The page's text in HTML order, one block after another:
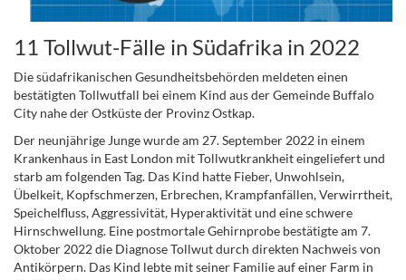
11 Tollwut-Fälle in Südafrika in 2022
Die südafrikanischen Gesundheitsbehörden meldeten einen
bestätigten Tollwutfall bei einem Kind aus der Gemeinde Buffalo
City nahe der Ostküste der Provinz Ostkap.
Der neunjährige Junge wurde am 27. September 2022 in einem
Krankenhaus in East London mit Tollwutkrankheit eingeliefert und
starb am folgenden Tag. Das Kind hatte Fieber, Unwohlsein,
Übelkeit, Kopfschmerzen, Erbrechen, Krampfanfällen, Verwirrtheit,
Speichelfluss, Aggressivität, Hyperaktivität und eine schwere
Hirnschwellung. Eine postmortale Gehirnprobe bestätigte am 7.
Oktober 2022 die Diagnose Tollwut durch direkten Nachweis von
Antikörpern. Das Kind lebte mit seiner Familie auf einer Farm in